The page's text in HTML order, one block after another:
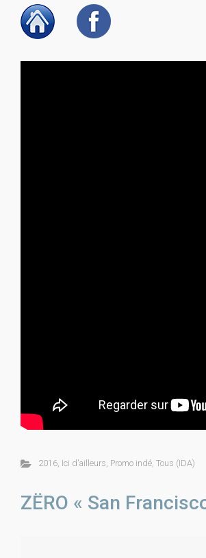
2016, Ici d'ailleurs, Promo indé, Tous (IDA)
ZËRO « San